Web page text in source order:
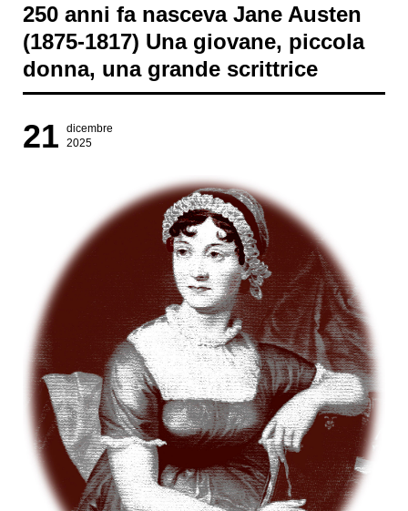
​250 anni fa nasceva Jane Austen
(1875-1817) Una giovane, piccola
donna, una grande scrittrice
21
dicembre
2025